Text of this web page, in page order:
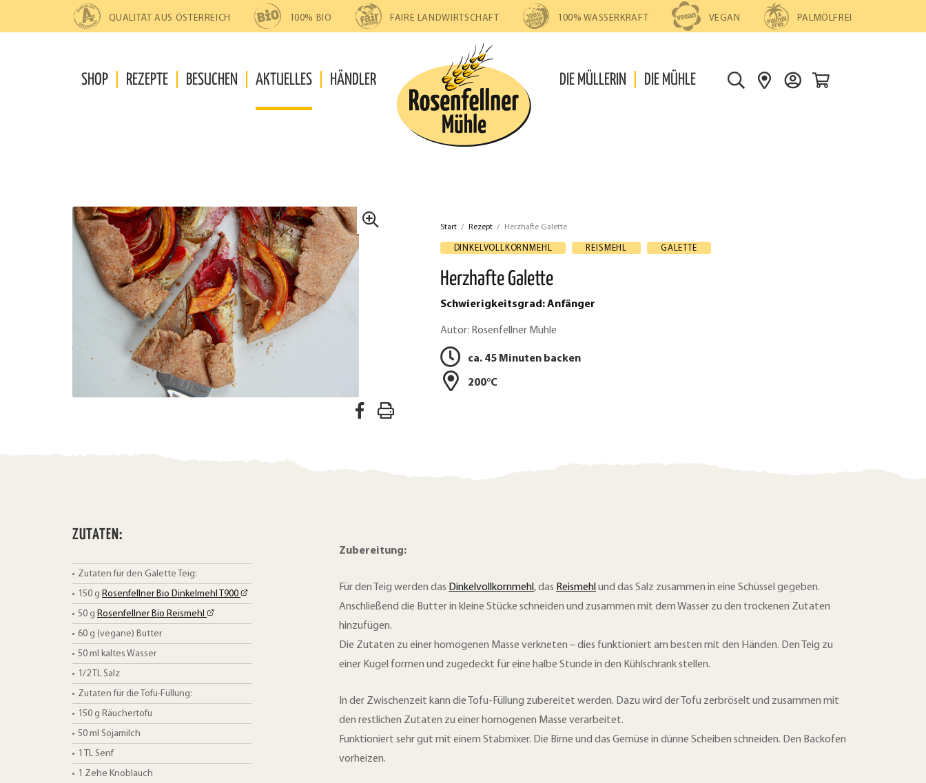
springen
springen
QUALITÄT AUS ÖSTERREICH 100% BIO FAIRE LANDWIRTSCHAFT 100% WASSERKRAFT VEGAN PALMÖLFREI
SHOP REZEPTE BESUCHEN AKTUELLES HÄNDLER DIE MÜLLERIN DIE MÜHLE
S
S
D
b
o
o
k
t
e
l
e
n
R
t
c
e
n
Start / Rezept / Herzhafte Galette
DINKELVOLLKORNMEHL REISMEHL GALETTE
Herzhafte Galette
Schwierigkeitsgrad: Anfänger
Autor: Rosenfellner Mühle
ca. 45 Minuten backen
200°C
ZUTATEN:
Zutaten für den Galette Teig:
150 g Rosenfellner Bio Dinkelmehl T900
50 g Rosenfellner Bio Reismehl
60 g (vegane) Butter
50 ml kaltes Wasser
1/2 TL Salz
Zutaten für die Tofu-Füllung:
150 g Räuchertofu
50 ml Sojamilch
1 TL Senf
1 Zehe Knoblauch
Zubereitung:
Für den Teig werden das Dinkelvollkornmehl, das Reismehlund das Salz zusammen in eine Schüssel gegeben.
Anschließend die Butter in kleine Stücke schneiden und zusammen mit dem Wasser zu den trockenen Zutaten
hinzufügen.
Die Zutaten zu einer homogenen Masse verkneten – dies funktioniert am besten mit den Händen. Den Teig zu
einer Kugel formen und zugedeckt für eine halbe Stunde in den Kühlschrank stellen.
In der Zwischenzeit kann die Tofu-Füllung zubereitet werden. Dazu wird der Tofu zerbröselt und zusammen mit
den restlichen Zutaten zu einer homogenen Masse verarbeitet.
Funktioniert sehr gut mit einem Stabmixer. Die Birne und das Gemüse in dünne Scheiben schneiden. Den Backofen
vorheizen.